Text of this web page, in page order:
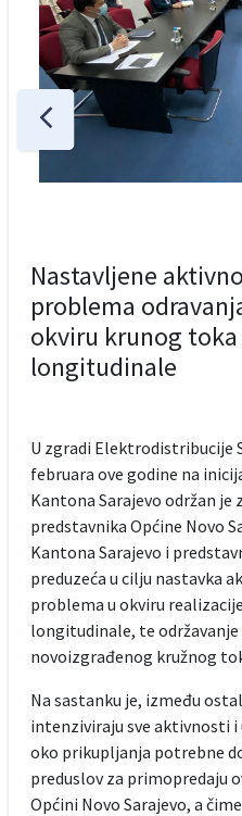
Nastavljene
problema
okviru krunog
longitudinale
U zgradi Elektrodistribucije
februara ove godine na
Kantona Sarajevo održan je
predstavnika Općine Novo
Kantona Sarajevo i
preduzeća u cilju nastavka
problema u okviru
longitudinale, te
novoizgrađenog kružnog
Na sastanku je, između
intenziviraju sve aktivnosti
oko prikupljanja potrebne
preduslov za primopredaju
Općini Novo Sarajevo, a